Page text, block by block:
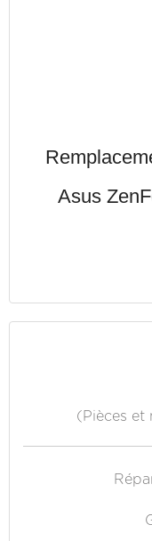
Asus
(Pièces et